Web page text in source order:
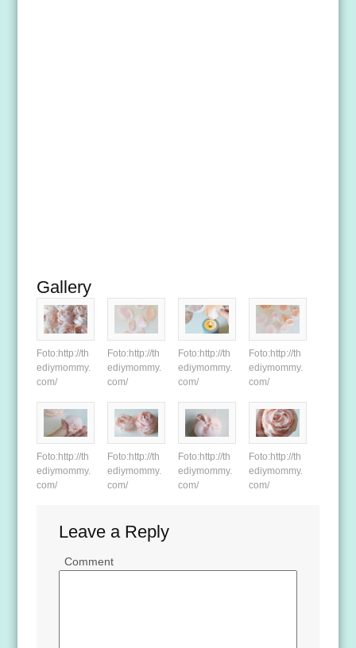
Gallery
Foto:http://th
ediymommy.
com/
Foto:http://th
ediymommy.
com/
Foto:http://th
ediymommy.
com/
Foto:http://th
ediymommy.
com/
Foto:http://th
ediymommy.
com/
Foto:http://th
ediymommy.
com/
Foto:http://th
ediymommy.
com/
Foto:http://th
ediymommy.
com/
Leave a Reply
Comment